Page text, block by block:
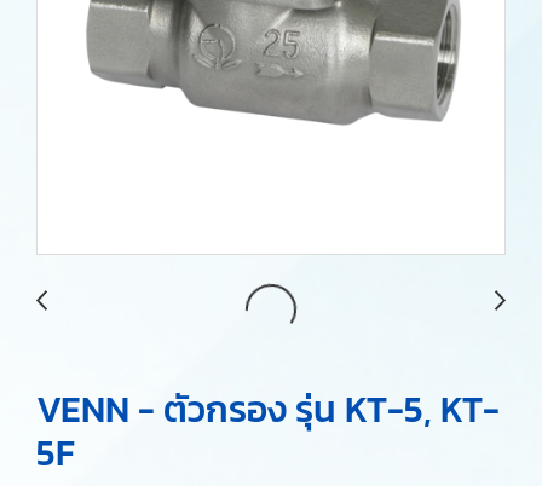
VENN - ตัวกรอง รุ่น KT-5, KT-
5F